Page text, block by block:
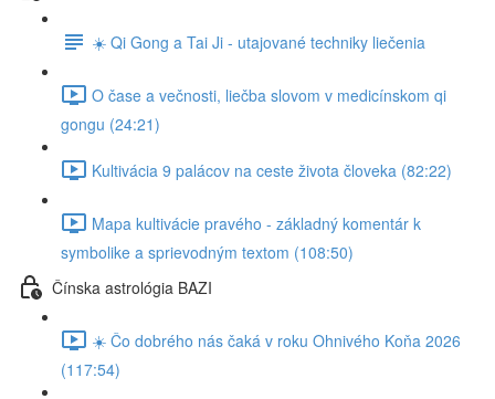
☀️ Qi Gong a Tai Ji - utajované techniky liečenia
O čase a večnosti, liečba slovom v medicínskom qi
gongu (24:21)
Kultivácia 9 palácov na ceste života človeka (82:22)
Mapa kultivácie pravého - základný komentár k
symbolike a sprievodným textom (108:50)
Čínska astrológia BAZI
☀️ Čo dobrého nás čaká v roku Ohnivého Koňa 2026
(117:54)